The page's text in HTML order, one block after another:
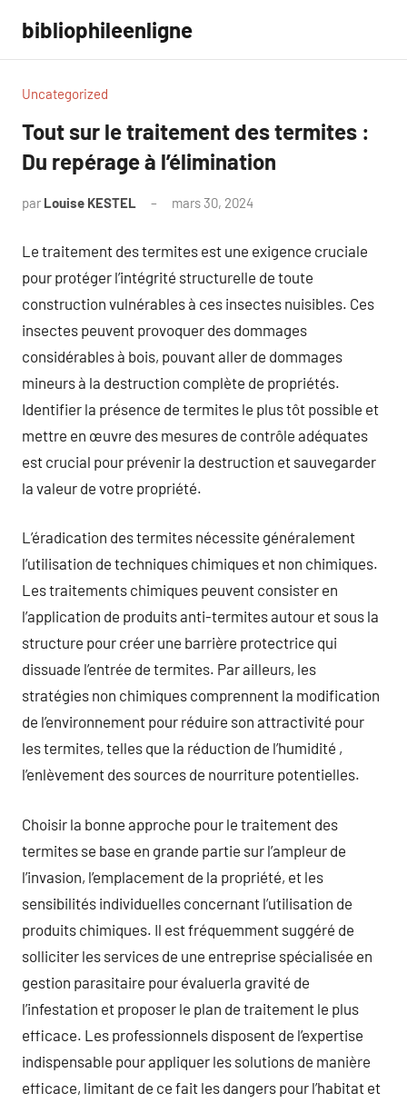
contenu
bibliophileenligne
Uncategorized
Tout sur le traitement des termites :
Du repérage à l’élimination
par Louise KESTEL mars 30, 2024
Le traitement des termites est une exigence cruciale
pour protéger l’intégrité structurelle de toute
construction vulnérables à ces insectes nuisibles. Ces
insectes peuvent provoquer des dommages
considérables à bois, pouvant aller de dommages
mineurs à la destruction complète de propriétés.
Identifier la présence de termites le plus tôt possible et
mettre en œuvre des mesures de contrôle adéquates
est crucial pour prévenir la destruction et sauvegarder
la valeur de votre propriété.
L’éradication des termites nécessite généralement
l’utilisation de techniques chimiques et non chimiques.
Les traitements chimiques peuvent consister en
l’application de produits anti-termites autour et sous la
structure pour créer une barrière protectrice qui
dissuade l’entrée de termites. Par ailleurs, les
stratégies non chimiques comprennent la modification
de l’environnement pour réduire son attractivité pour
les termites, telles que la réduction de l’humidité ,
l’enlèvement des sources de nourriture potentielles.
Choisir la bonne approche pour le traitement des
termites se base en grande partie sur l’ampleur de
l’invasion, l’emplacement de la propriété, et les
sensibilités individuelles concernant l’utilisation de
produits chimiques. Il est fréquemment suggéré de
solliciter les services de une entreprise spécialisée en
gestion parasitaire pour évaluerla gravité de
l’infestation et proposer le plan de traitement le plus
efficace. Les professionnels disposent de l’expertise
indispensable pour appliquer les solutions de manière
efficace, limitant de ce fait les dangers pour l’habitat et